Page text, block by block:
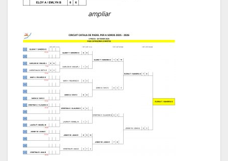
ampliar